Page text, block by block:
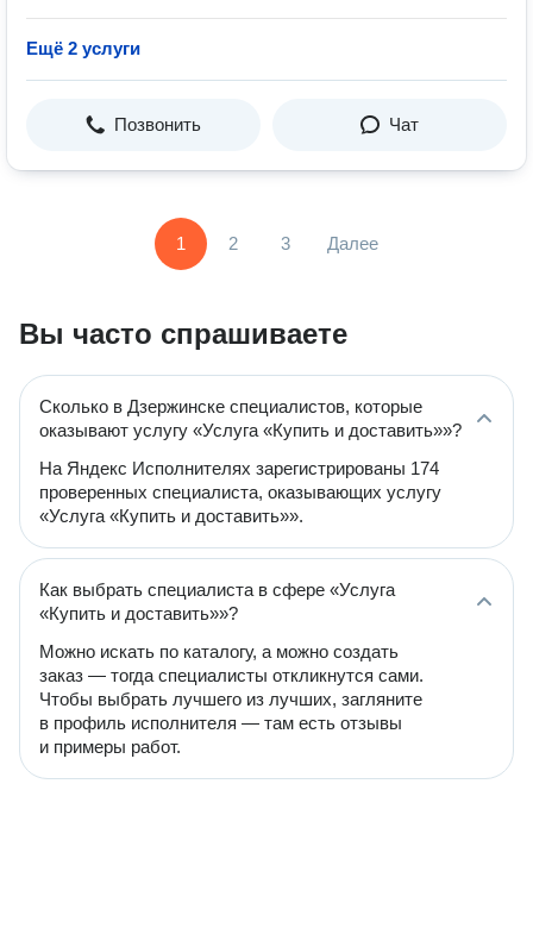
Ещё 2 услуги
Позвонить Чат
1 2 3 Далее
Вы часто спрашиваете
Сколько в Дзержинске специалистов, которые
оказывают услугу «Услуга «Купить и доставить»»?
На Яндекс Исполнителях зарегистрированы 174
проверенных специалиста, оказывающих услугу
«Услуга «Купить и доставить»».
Как выбрать специалиста в сфере «Услуга
«Купить и доставить»»?
Можно искать по каталогу, а можно создать
заказ — тогда специалисты откликнутся сами.
Чтобы выбрать лучшего из лучших, загляните
в профиль исполнителя — там есть отзывы
и примеры работ.